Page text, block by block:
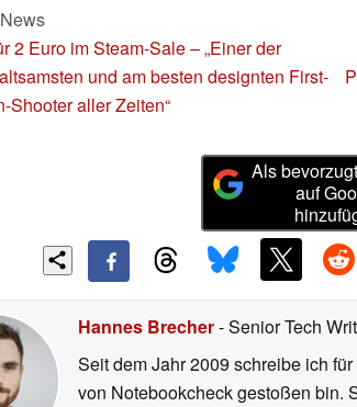
2 Euro im Steam-Sale – „Einer der
und am besten designten First-
Shooter aller Zeiten“
Als
auf
Hannes Brecher- Senior Tech
Seit dem Jahr 2009 schreibe ich
von Notebookcheck gestoßen bin.